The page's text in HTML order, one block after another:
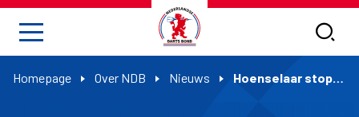
Homepage Over NDB Nieuws Hoenselaar stopt definitief